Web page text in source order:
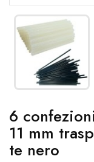
6
11 mm
te nero